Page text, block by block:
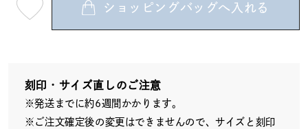
08
送
¥16,500 (tax
in)
ショッピングバッグへ入れる
刻印・サイズ直しのご注意
※発送までに約6週間かかります。
※ご注文確定後の変更はできませんので、サイズと刻印